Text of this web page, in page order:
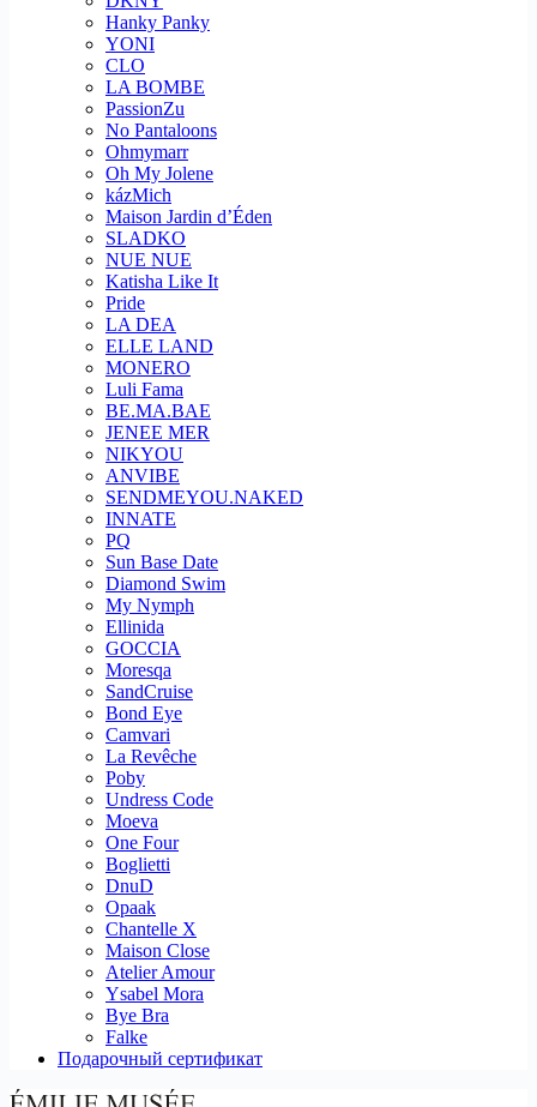
Hanky Panky
YONI
CLO
LA BOMBE
PassionZu
No Pantaloons
Ohmymarr
Oh My Jolene
kázMich
Maison Jardin d’Éden
SLADKO
NUE NUE
Katisha Like It
Pride
LA DEA
ELLE LAND
MONERO
Luli Fama
BE.MA.BAE
JENEE MER
NIKYOU
ANVIBE
SENDMEYOU.NAKED
INNATE
PQ
Sun Base Date
Diamond Swim
My Nymph
Ellinida
GOCCIA
Moresqa
SandCruise
Bond Eye
Camvari
La Revêche
Poby
Undress Code
Moeva
One Four
Boglietti
DnuD
Opaak
Chantelle X
Maison Close
Atelier Amour
Ysabel Mora
Bye Bra
Falke
Подарочный сертификат